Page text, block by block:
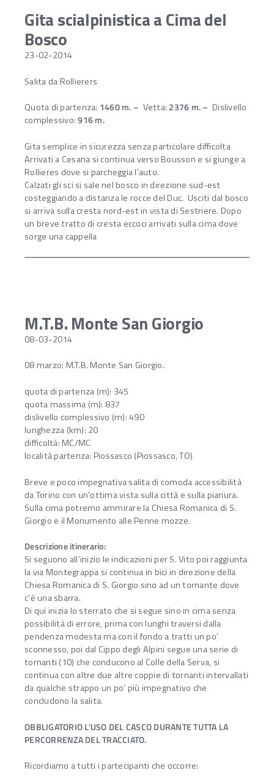
Gita scialpinistica a Cima del
Bosco
23-02-2014
Salita da Rollierers
Quota di partenza: 1460 m. – Vetta: 2376 m. – Dislivello
complessivo:916 m.
Gita semplice in sicurezza senza particolare difficolta
Arrivati a Cesana si continua verso Bousson e si giunge a
Rollieres dove si parcheggia l’auto.
Calzati gli sci si sale nel bosco in direzione sud-est
costeggiando a distanza le rocce del Duc. Usciti dal bosco
si arriva sulla cresta nord-est in vista di Sestriere. Dopo
un breve tratto di cresta eccoci arrivati sulla cima dove
sorge una cappella
M.T.B. Monte San Giorgio
08-03-2014
08 marzo: M.T.B. Monte San Giorgio.
quota di partenza (m): 345
quota massima (m): 837
dislivello complessivo (m): 490
lunghezza (km): 20
difficoltà: MC/MC
località partenza: Piossasco (Piossasco, TO)
Breve e poco impegnativa salita di comoda accessibilità
da Torino con un’ottima vista sulla città e sulla pianura.
Sulla cima potremo ammirare la Chiesa Romanica di S.
Giorgio e il Monumento alle Penne mozze.
Descrizione itinerario:
Si seguono all’inizio le indicazioni per S. Vito poi raggiunta
la via Montegrappa si continua in bici in direzione della
Chiesa Romanica di S. Giorgio sino ad un tornante dove
c’è una sbarra.
Di qui inizia lo sterrato che si segue sino in cima senza
possibilità di errore, prima con lunghi traversi dalla
pendenza modesta ma con il fondo a tratti un po’
sconnesso, poi dal Cippo degli Alpini segue una serie di
tornanti (10) che conducono al Colle della Serva, si
continua con altre due altre coppie di tornanti intervallati
da qualche strappo un po’ più impegnativo che
concludono la salita.
OBBLIGATORIO L’USO DEL CASCO DURANTE TUTTA LA
PERCORRENZA DEL TRACCIATO.
Ricordiamo a tutti i partecipanti che occorre: